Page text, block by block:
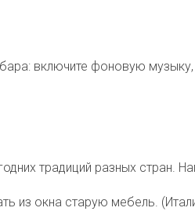
включите фоновую музыку,
традиций разных стран.
из окна старую мебель.